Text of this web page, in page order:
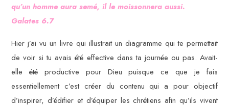
qu’un homme aura semé, il le moissonnera aussi.
Galates 6.7
Hier j’ai vu un livre qui illustrait un diagramme qui te permettait
de voir si tu avais été effective dans ta journée ou pas. Avait-
elle été productive pour Dieu puisque ce que je fais
essentiellement c’est créer du contenu qui a pour objectif
d’inspirer, d’édifier et d’équiper les chrétiens afin qu’ils vivent